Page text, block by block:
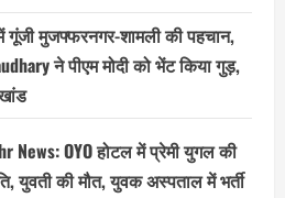
गूंजी मुजफ्फरनगर-शामली की पहचान,
ने पीएम मोदी को भेंट किया गुड़,
News: OYO होटल में प्रेमी युगल की
युवती की मौत, युवक अस्पताल में भर्ती